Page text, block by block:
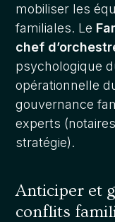
mobiliser les
familiales. Le
chef
psychologique
opérationnelle
gouvernance
experts
stratégie).
Anticiper et
conflits